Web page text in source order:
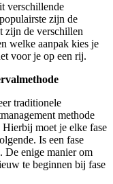
verschillende
zijn de
zijn de verschillen
welke aanpak kies je
voor je op een rij.
traditionele
methode
Hierbij moet je elke fase
Is een fase
De enige manier om
te beginnen bij fase